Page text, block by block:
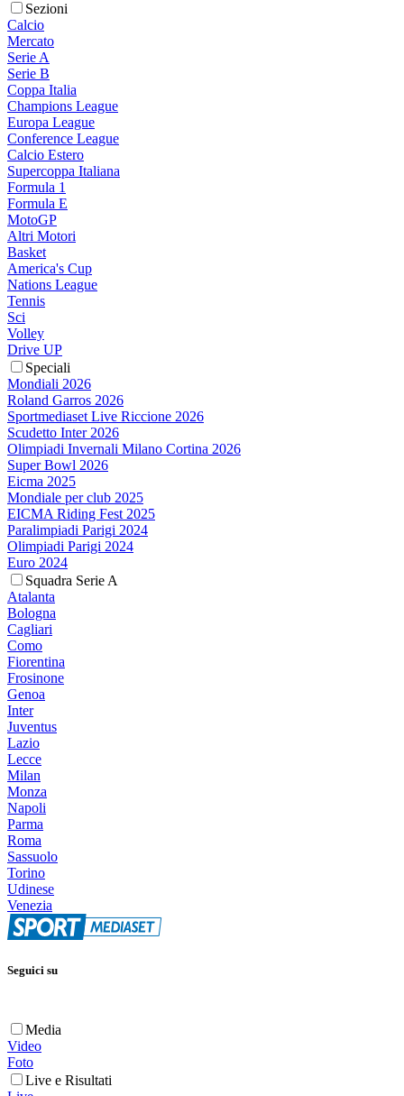
Sezioni
Calcio
Mercato
Serie A
Serie B
Coppa Italia
Champions League
Europa League
Conference League
Calcio Estero
Supercoppa Italiana
Formula 1
Formula E
MotoGP
Altri Motori
Basket
America's Cup
Nations League
Tennis
Sci
Volley
Drive UP
Speciali
Mondiali 2026
Roland Garros 2026
Sportmediaset Live Riccione 2026
Scudetto Inter 2026
Olimpiadi Invernali Milano Cortina 2026
Super Bowl 2026
Eicma 2025
Mondiale per club 2025
EICMA Riding Fest 2025
Paralimpiadi Parigi 2024
Olimpiadi Parigi 2024
Euro 2024
Squadra Serie A
Atalanta
Bologna
Cagliari
Como
Fiorentina
Frosinone
Genoa
Inter
Juventus
Lazio
Lecce
Milan
Monza
Napoli
Parma
Roma
Sassuolo
Torino
Udinese
Venezia
Seguici su
Media
Video
Foto
Live e Risultati